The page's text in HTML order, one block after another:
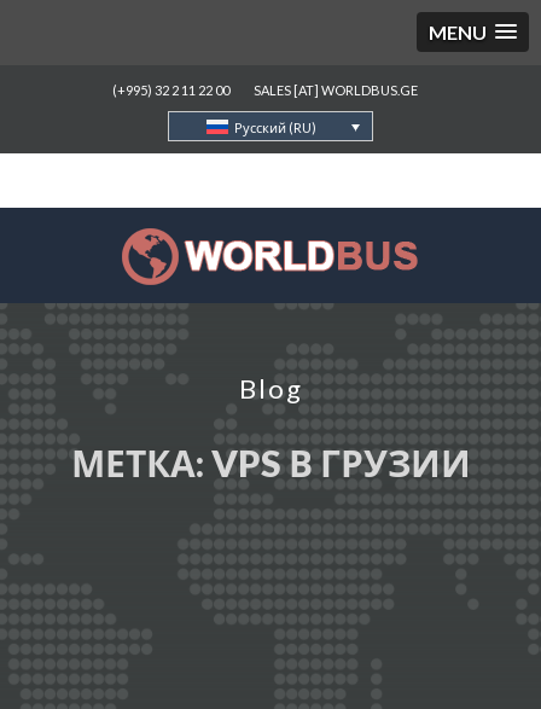
MENU
(+995) 32 2 11 22 00 SALES [AT] WORLDBUS.GE
Русский (RU)
Blog
МЕТКА:VPS В ГРУЗИИ